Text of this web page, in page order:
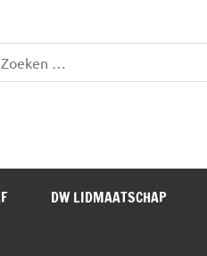
Magazine
DW LIDMAATSCHAP